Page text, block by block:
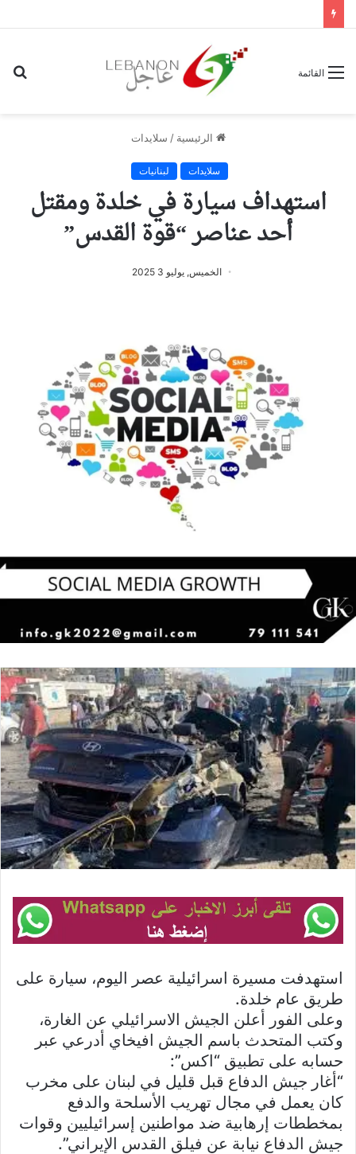
القائمة
الرئيسية / سلايدات
سلايدات لبنانيات
استهداف سيارة في خلدة ومقتل
أحد عناصر “قوة القدس”
الخميس, يوليو 3 2025
استهدفت مسيرة اسرائيلية عصر اليوم، سيارة على
طريق عام خلدة.
وعلى الفور أعلن الجيش الاسرائيلي عن الغارة،
وكتب المتحدث باسم الجيش افيخاي أدرعي عبر
حسابه على تطبيق “اكس”:
“أغار جيش الدفاع قبل قليل في لبنان على مخرب
كان يعمل في مجال تهريب الأسلحة والدفع
بمخططات إرهابية ضد مواطنين إسرائيليين وقوات
جيش الدفاع نيابة عن فيلق القدس الإيراني”.